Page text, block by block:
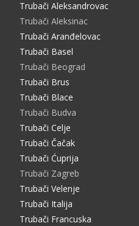
Trubači Aleksandrovac
Trubači Aleksinac
Trubači Aranđelovac
Trubači Basel
Trubači Beograd
Trubači Brus
Trubači Blace
Trubači Budva
Trubači Celje
Trubači Čačak
Trubači Ćuprija
Trubači Zagreb
Trubači Velenje
Trubači Italija
Trubači Francuska